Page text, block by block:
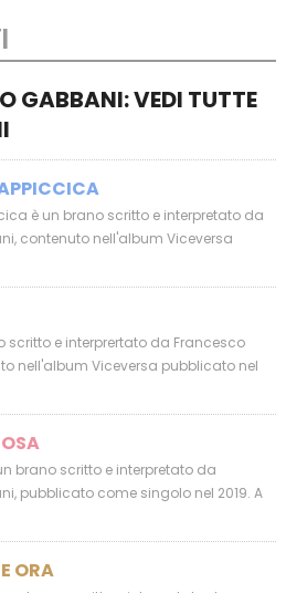
GABBANI: VEDI TUTTE
è un brano scritto e interpretato da
contenuto nell'album Viceversa
scritto e interprertato da Francesco
nell'album Viceversa pubblicato nel
brano scritto e interpretato da
pubblicato come singolo nel 2019. A
ORA